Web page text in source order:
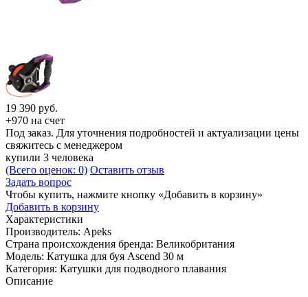
19 390 руб.
+970 на счет
Под заказ. Для уточнения подробностей и актуализации цены
свяжитесь с менеджером
купили 3 человека
(Всего оценок: 0) Оставить отзыв
Задать вопрос
Чтобы купить, нажмите кнопку «Добавить в корзину»
Добавить в корзину
Характеристики
Производитель: Apeks
Страна происхождения бренда: Великобритания
Модель: Катушка для буя Ascend 30 м
Категория: Катушки для подводного плавания
Описание